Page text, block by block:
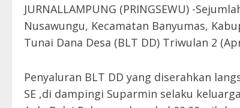
JURNALLAMPUNG (PRINGSEWU) -
Nusawungu, Kecamatan Banyumas,
Tunai Dana Desa (BLT DD) Triwulan 2
Penyaluran BLT DD yang diserahkan
SE ,di dampingi Suparmin selaku